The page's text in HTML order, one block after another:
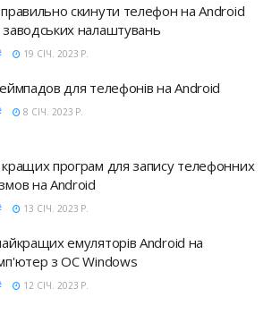
скинути телефон на Android
налаштувань
19 СІЧ. 2023 Р.
для телефонів на Android
8 СІЧ. 2023 Р.
програм для запису телефонних
на Android
13 СІЧ. 2023 Р.
емуляторів Android на
з ОС Windows
12 СІЧ. 2023 Р.